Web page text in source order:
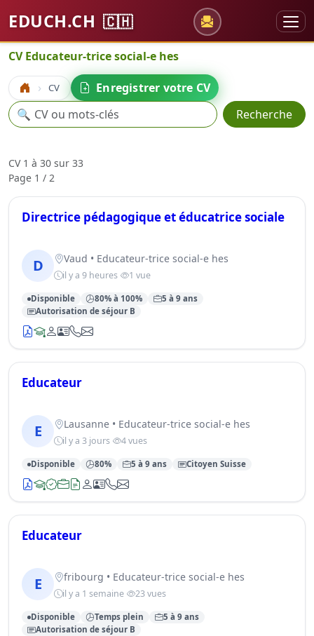
EDUCH.CH 🇨🇭
CV Educateur-trice social-e hes
Accueil CV
Enregistrer votre CV
Recherche
🔍 Recherche
CV 1 à 30 sur 33
Page 1 / 2
Directrice pédagogique et éducatrice sociale
D Vaud • Educateur-trice social-e hes
il y a 9 heures 1 vue
Disponible 80% à 100%
5 à 9 ans
Autorisation de séjour B
Educateur
E Lausanne • Educateur-trice social-e hes
il y a 3 jours 4 vues
Disponible 80% 5 à 9 ans Citoyen Suisse
Educateur
E fribourg • Educateur-trice social-e hes
il y a 1 semaine 23 vues
Disponible Temps plein
5 à 9 ans
Autorisation de séjour B